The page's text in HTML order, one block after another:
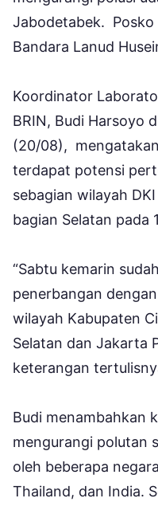
Jabodetabek. Posko
Bandara Lanud
Koordinator
BRIN, Budi Harsoyo
(20/08),
terdapat potensi
sebagian wilayah
bagian Selatan pada
“Sabtu kemarin
penerbangan
wilayah Kabupaten
Selatan dan Jakarta
keterangan
Budi menambahkan
mengurangi polutan
oleh beberapa
Thailand, dan India.